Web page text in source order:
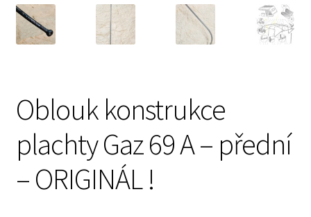
Oblouk konstrukce
plachty Gaz 69 A – přední
– ORIGINÁL !